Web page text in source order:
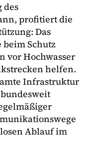
des
profitiert die
Das
Schutz
vor Hochwasser
helfen.
Infrastruktur
Ablauf im